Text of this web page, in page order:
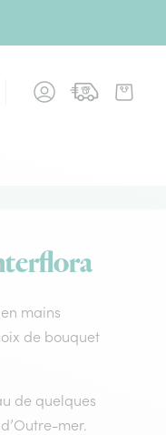
mains
de bouquet
de quelques
mer.